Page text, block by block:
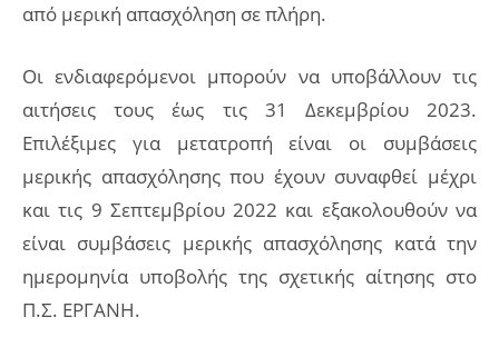
από μερική απασχόληση σε πλήρη.
Οι ενδιαφερόμενοι μπορούν να υποβάλλουν τις
αιτήσεις τους έως τις 31 Δεκεμβρίου 2023.
Επιλέξιμες για μετατροπή είναι οι συμβάσεις
μερικής απασχόλησης που έχουν συναφθεί μέχρι
και τις 9 Σεπτεμβρίου 2022 και εξακολουθούν να
είναι συμβάσεις μερικής απασχόλησης κατά την
ημερομηνία υποβολής της σχετικής αίτησης στο
Π.Σ. ΕΡΓΑΝΗ.